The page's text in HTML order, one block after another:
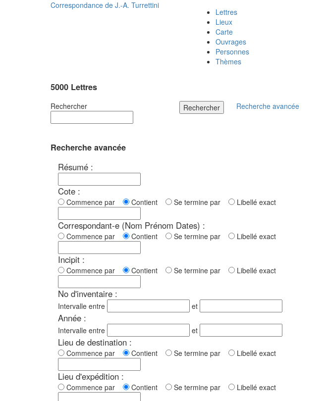
Correspondance de J.-A. Turrettini
Lettres
Lieux
Carte
Ouvrages
Personnes
Thèmes
5000 Lettres
Rechercher Rechercher Recherche avancée
Recherche avancée
Résumé :
Cote :
Commence par Contient Se termine par Libellé exact
Correspondant-e (Nom Prénom Dates) :
Commence par Contient Se termine par Libellé exact
Incipit :
Commence par Contient Se termine par Libellé exact
No d'inventaire :
Intervalle entre et
Année :
Intervalle entre et
Lieu de destination :
Commence par Contient Se termine par Libellé exact
Lieu d'expédition :
Commence par Contient Se termine par Libellé exact